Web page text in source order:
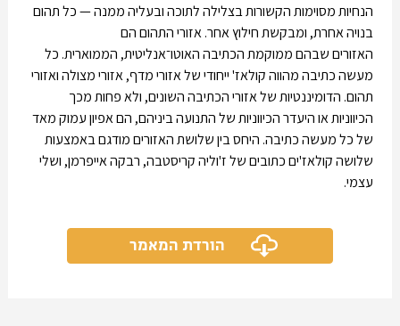
הנחיות מסוימות הקשורות בצלילה לתוכה ובעליה ממנה — כל תהום
בנויה אחרת, ומבקשת חילוץ אחר. אזורי התהום הם
האזורים שבהם ממוקמת הכתיבה האוטו־אנליטית, הממוארית. כל
מעשה כתיבה מהווה קולאז' ייחודי של אזורי מדף, אזורי מצולה ואזורי
תהום. הדומיננטיות של אזורי הכתיבה השונים, ולא פחות מכך
הכיווניות או היעדר הכיווניות של התנועה ביניהם, הם אפיון עמוק מאד
של כל מעשה כתיבה. היחס בין שלושת האזורים מודגם באמצעות
שלושה קולאז'ים כתובים של ז'וליה קריסטבה, רבקה אייפרמן, ושלי
עצמי.
הורדת המאמר